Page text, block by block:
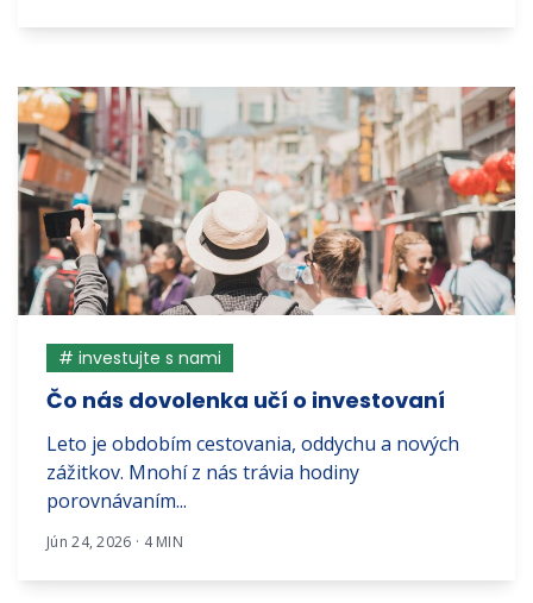
# investujte s nami
Čo nás dovolenka učí o investovaní
Leto je obdobím cestovania, oddychu a nových
zážitkov. Mnohí z nás trávia hodiny
porovnávaním...
Jún 24, 2026 · 4 MIN